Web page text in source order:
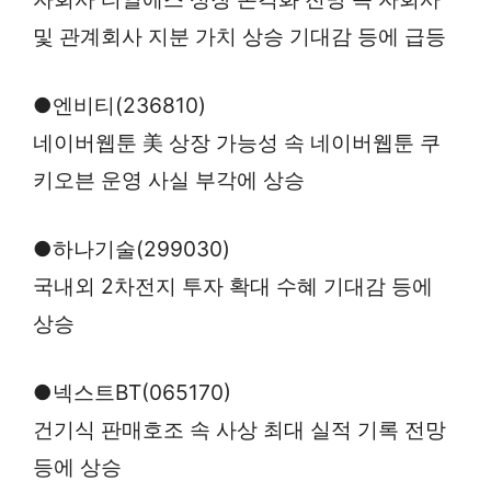
및 관계회사 지분 가치 상승 기대감 등에 급등
●엔비티(236810)
네이버웹툰 美 상장 가능성 속 네이버웹툰 쿠
키오븐 운영 사실 부각에 상승
●하나기술(299030)
국내외 2차전지 투자 확대 수혜 기대감 등에
상승
●넥스트BT(065170)
건기식 판매호조 속 사상 최대 실적 기록 전망
등에 상승